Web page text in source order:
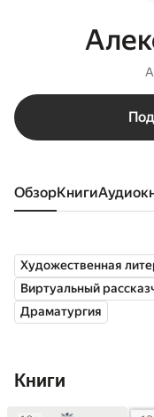
Обзор книги
Художественная
Виртуальный
Драматургия
Книги